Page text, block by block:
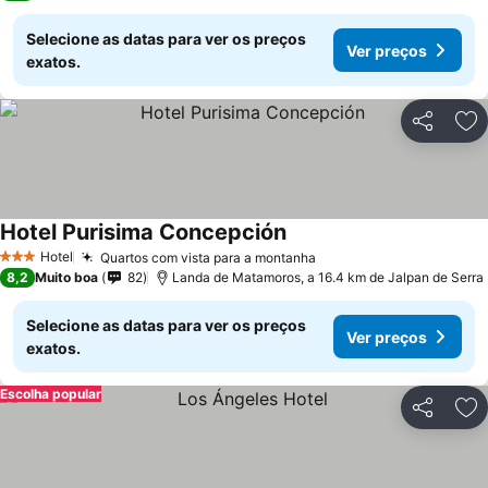
Selecione as datas para ver os preços
exatos.
Ver preços
Partilhar
3 EstrelasHotel Quartos com vista para a montanha
Hotel Purisima ConcepciónVer preços
8,2 Muito boa 82 Landa de Matamoros, a 16.4 km de Jalpan de Serra
Selecione as datas para ver os preços
exatos.
Ver preços
Partilhar
Escolha popular